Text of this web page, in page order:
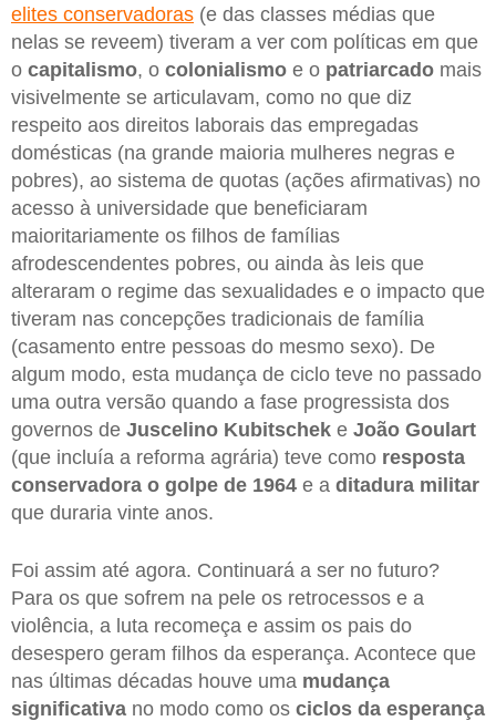
elites conservadoras (e das classes médias que
nelas se reveem) tiveram a ver com políticas em que
o capitalismo, o colonialismo e o patriarcado mais
visivelmente se articulavam, como no que diz
respeito aos direitos laborais das empregadas
domésticas (na grande maioria mulheres negras e
pobres), ao sistema de quotas (ações afirmativas) no
acesso à universidade que beneficiaram
maioritariamente os filhos de famílias
afrodescendentes pobres, ou ainda às leis que
alteraram o regime das sexualidades e o impacto que
tiveram nas concepções tradicionais de família
(casamento entre pessoas do mesmo sexo). De
algum modo, esta mudança de ciclo teve no passado
uma outra versão quando a fase progressista dos
governos de Juscelino Kubitschek e João Goulart
(que incluía a reforma agrária) teve como resposta
conservadora o golpe de 1964 e a ditadura militar
que duraria vinte anos.
Foi assim até agora. Continuará a ser no futuro?
Para os que sofrem na pele os retrocessos e a
violência, a luta recomeça e assim os pais do
desespero geram filhos da esperança. Acontece que
nas últimas décadas houve uma mudança
significativa no modo como os ciclos da esperança